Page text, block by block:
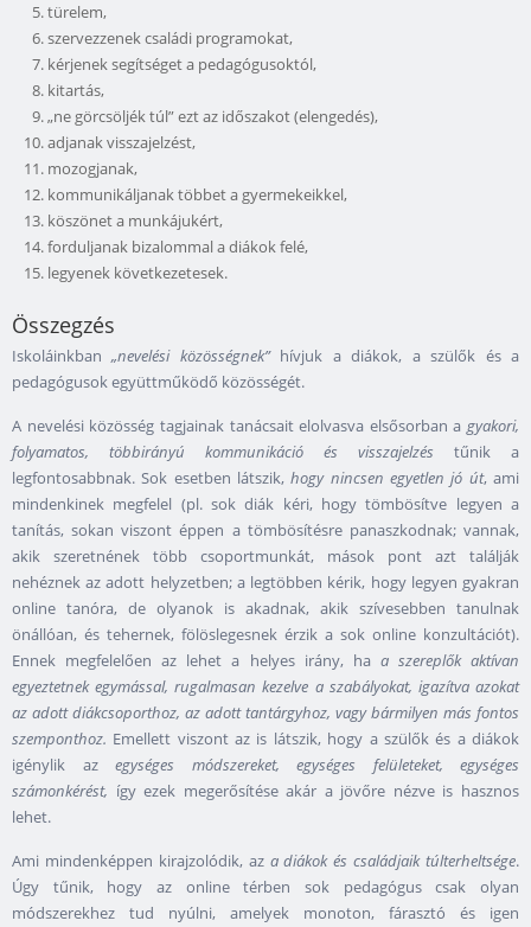
türelem,
szervezzenek családi programokat,
kérjenek segítséget a pedagógusoktól,
kitartás,
„ne görcsöljék túl” ezt az időszakot (elengedés),
adjanak visszajelzést,
mozogjanak,
kommunikáljanak többet a gyermekeikkel,
köszönet a munkájukért,
forduljanak bizalommal a diákok felé,
legyenek következetesek.
Összegzés
Iskoláinkban„nevelési közösségnek”hívjuk a diákok, a szülők és a
pedagógusok együttműködő közösségét.
A nevelési közösség tagjainak tanácsait elolvasva elsősorban a gyakori,
folyamatos, többirányú kommunikáció és visszajelzés tűnik a
legfontosabbnak. Sok esetben látszik,hogy nincsen egyetlen jó út, ami
mindenkinek megfelel (pl. sok diák kéri, hogy tömbösítve legyen a
tanítás, sokan viszont éppen a tömbösítésre panaszkodnak; vannak,
akik szeretnének több csoportmunkát, mások pont azt találják
nehéznek az adott helyzetben; a legtöbben kérik, hogy legyen gyakran
online tanóra, de olyanok is akadnak, akik szívesebben tanulnak
önállóan, és tehernek, fölöslegesnek érzik a sok online konzultációt).
Ennek megfelelően az lehet a helyes irány, ha a szereplők aktívan
egyeztetnek egymással, rugalmasan kezelve a szabályokat, igazítva azokat
az adott diákcsoporthoz, az adott tantárgyhoz, vagy bármilyen más fontos
szemponthoz. Emellett viszont az is látszik, hogy a szülők és a diákok
igénylik az egységes módszereket, egységes felületeket, egységes
számonkérést, így ezek megerősítése akár a jövőre nézve is hasznos
lehet.
Ami mindenképpen kirajzolódik, az a diákok és családjaik túlterheltsége.
Úgy tűnik, hogy az online térben sok pedagógus csak olyan
módszerekhez tud nyúlni, amelyek monoton, fárasztó és igen